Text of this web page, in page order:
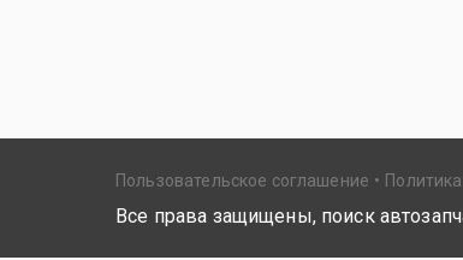
Пользовательское соглашение
Все права защищены, поиск